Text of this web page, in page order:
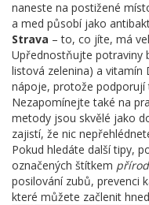
naneste na postižené
a med působí jako
Strava – to, co jíte, má
Upřednostňujte potraviny
listová zelenina) a vitamín
nápoje, protože podporují
Nezapomínejte také na
metody jsou skvělé jako
zajistí, že nic
Pokud hledáte další tipy,
označených štítkem
posilování zubů, prevenci
které můžete začlenit